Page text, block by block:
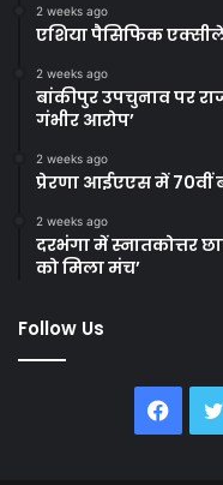
2 weeks ago
एशिया पैसिफिक
2 weeks ago
बांकीपुर उपचुनाव पर
गंभीर आरोप’
2 weeks ago
प्रेरणा आईएएस में 70वीं
2 weeks ago
दरभंगा में स्नातकोत्तर
को मिला मंच’
Follow Us